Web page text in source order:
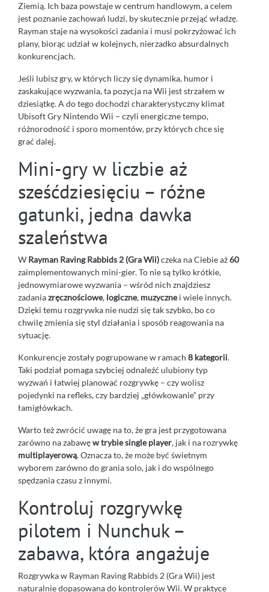
Ziemią. Ich baza powstaje w centrum handlowym, a celem
jest poznanie zachowań ludzi, by skutecznie przejąć władzę.
Rayman staje na wysokości zadania i musi pokrzyżować ich
plany, biorąc udział w kolejnych, nierzadko absurdalnych
konkurencjach.
Jeśli lubisz gry, w których liczy się dynamika, humor i
zaskakujące wyzwania, ta pozycja na Wii jest strzałem w
dziesiątkę. A do tego dochodzi charakterystyczny klimat
Ubisoft Gry Nintendo Wii – czyli energiczne tempo,
różnorodność i sporo momentów, przy których chce się
grać dalej.
Mini-gry w liczbie aż
sześćdziesięciu – różne
gatunki, jedna dawka
szaleństwa
W Rayman Raving Rabbids 2 (Gra Wii)czeka na Ciebie aż60
zaimplementowanych mini-gier. To nie są tylko krótkie,
jednowymiarowe wyzwania – wśród nich znajdziesz
zadaniazręcznościowe, logiczne, muzycznei wiele innych.
Dzięki temu rozgrywka nie nudzi się tak szybko, bo co
chwilę zmienia się styl działania i sposób reagowania na
sytuację.
Konkurencje zostały pogrupowane w ramach 8 kategorii.
Taki podział pomaga szybciej odnaleźć ulubiony typ
wyzwań i łatwiej planować rozgrywkę – czy wolisz
pojedynki na refleks, czy bardziej „główkowanie” przy
łamigłówkach.
Warto też zwrócić uwagę na to, że gra jest przygotowana
zarówno na zabawęw trybie single player, jak i na rozrywkę
multiplayerową. Oznacza to, że może być świetnym
wyborem zarówno do grania solo, jak i do wspólnego
spędzania czasu z innymi.
Kontroluj rozgrywkę
pilotem i Nunchuk –
zabawa, która angażuje
Rozgrywka w Rayman Raving Rabbids 2 (Gra Wii) jest
naturalnie dopasowana do kontrolerów Wii. W praktyce